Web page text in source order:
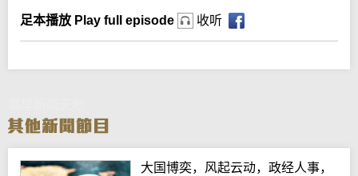
足本播放 Play full episode 收听
大国博奕，风起云动，政经人事，